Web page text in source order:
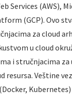
Services (AWS),
(GCP). Ovo
za cloud
u cloud
i stručnjacima za
resursa. Veštine